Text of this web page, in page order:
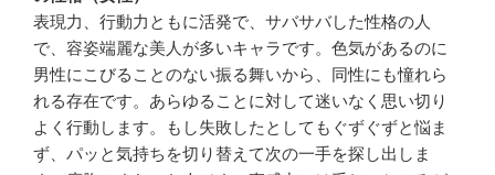
表現力、行動力ともに活発で、サバサバした性格の人
で、容姿端麗な美人が多いキャラです。色気があるのに
男性にこびることのない振る舞いから、同性にも憧れら
れる存在です。あらゆることに対して迷いなく思い切り
よく行動します。もし失敗したとしてもぐずぐずと悩ま
ず、パッと気持ちを切り替えて次の一手を探し出しま